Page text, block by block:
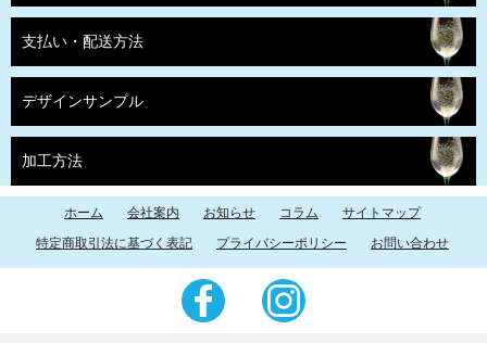
支払い・配送方法
デザインサンプル
加工方法
ホーム 会社案内 お知らせ コラム
サイトマップ
特定商取引法に基づく表記
プライバシーポリシー お問い合わせ